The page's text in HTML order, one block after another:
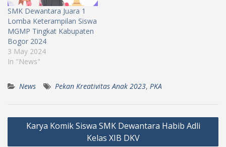
SMK Dewantara Juara 1
Lomba Keterampilan Siswa
MGMP Tingkat Kabupaten
Bogor 2024
3 May 2024
In "News"
News Pekan Kreativitas Anak 2023, PKA
Post
navigation
Karya Komik Siswa SMK Dewantara Habib Adli
Kelas XIB DKV